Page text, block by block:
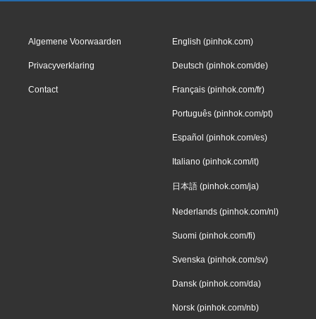
Algemene Voorwaarden
Privacyverklaring
Contact
English (pinhok.com)
Deutsch (pinhok.com/de)
Français (pinhok.com/fr)
Português (pinhok.com/pt)
Español (pinhok.com/es)
Italiano (pinhok.com/it)
日本語 (pinhok.com/ja)
Nederlands (pinhok.com/nl)
Suomi (pinhok.com/fi)
Svenska (pinhok.com/sv)
Dansk (pinhok.com/da)
Norsk (pinhok.com/nb)